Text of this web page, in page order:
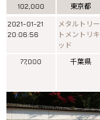
102,000 東京都
2021-01-21
20:06:56
メタルトリー
トメントリキ
ッド
77,000 千葉県